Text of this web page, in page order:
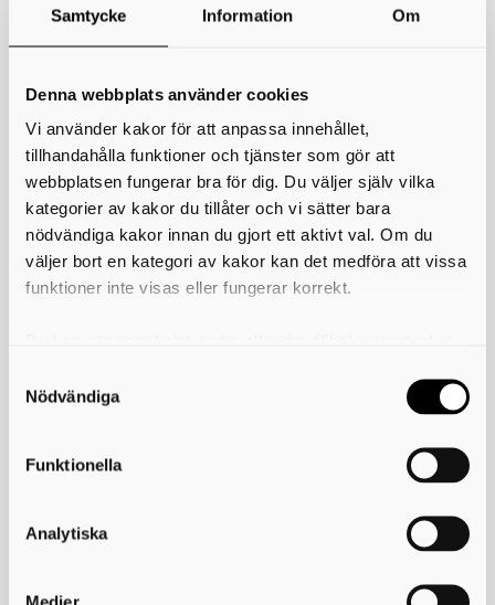
Samtycke Information Om
Denna webbplats använder cookies
Vi använder kakor för att anpassa innehållet,
tillhandahålla funktioner och tjänster som gör att
webbplatsen fungerar bra för dig. Du väljer själv vilka
kategorier av kakor du tillåter och vi sätter bara
nödvändiga kakor innan du gjort ett aktivt val. Om du
väljer bort en kategori av kakor kan det medföra att vissa
funktioner inte visas eller fungerar korrekt.
användning av kakor som du hittar längst ner på sidan
Nödvändiga
Funktionella
Analytiska
Medier
Föreliggande grunder för hantering av
peronuppgifter
Vem får ta del av dina personuppgifter?
Tredje land
Dina rättigheter när dina personuppgifter
Om du vill vara anonym eller har skyddad